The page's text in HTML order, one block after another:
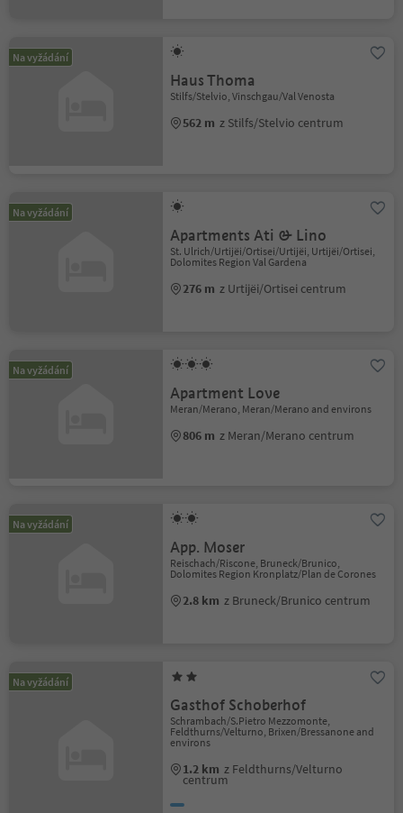
Na vyžádání
Haus Thoma
Stilfs/Stelvio, Vinschgau/Val Venosta
562 m z Stilfs/Stelvio centrum
Na vyžádání
Apartments Ati & Lino
St. Ulrich/Urtijëi/Ortisei/Urtijëi, Urtijëi/Ortisei,
Dolomites Region Val Gardena
276 m z Urtijëi/Ortisei centrum
Na vyžádání
Apartment Love
Meran/Merano, Meran/Merano and environs
806 m z Meran/Merano centrum
Na vyžádání
App. Moser
Reischach/Riscone, Bruneck/Brunico,
Dolomites Region Kronplatz/Plan de Corones
2.8 km z Bruneck/Brunico centrum
Na vyžádání
Gasthof Schoberhof
Schrambach/S.Pietro Mezzomonte,
Feldthurns/Velturno, Brixen/Bressanone and
environs
1.2 km z Feldthurns/Velturno
centrum